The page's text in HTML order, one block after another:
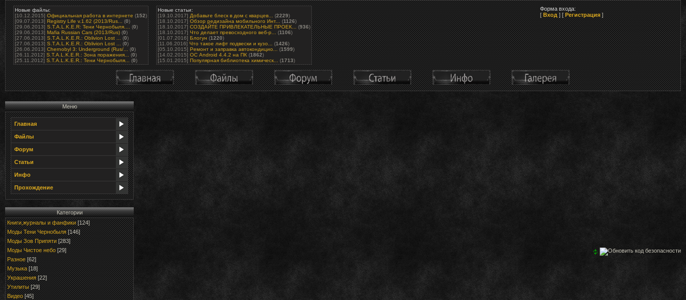
Новые файлы:
[10.12.2015] Официальная работа в интернете (152)
[09.07.2013] Registry Life v.1.62 (2013/Rus... (0)
[29.06.2013] S.T.A.L.K.E.R: Тени Чернобыля.... (0)
[29.06.2013] Mafia Russian Cars (2013/Rus) (0)
[27.06.2013] S.T.A.L.K.E.R.: Oblivion Lost ... (0)
[27.06.2013] S.T.A.L.K.E.R.: Oblivion Lost ... (0)
[26.06.2013] Chernobyl 3: Underground (Rus/... (0)
[26.11.2012] S.T.A.L.K.E.R.: Зона поражения... (0)
[25.11.2012] S.T.A.L.K.E.R.: Тени Чернобыля... (0)
Новые статьи:
[19.10.2017] Добавьте блеск в дом с кварцев... (2229)
[18.10.2017] Обзор редизайна мобильного Инт... (1126)
[18.10.2017] СОЗДАЙТЕ ПРИВЛЕКАТЕЛЬНЫЕ ПРОЕК... (936)
[18.10.2017] Что делает превосходного веб-р... (1106)
[01.07.2016] Блогун (1220)
[11.06.2016] Что такое лифт подвески и кузо... (1426)
[05.10.2015] Ремонт и заправка автокондицио... (1599)
[14.02.2015] ОС Android 4.4.2 на ПК (1862)
[15.01.2015] Популярная библиотека химическ... (1713)
Форма входа:
[Вход] [Регистрация]
Меню
Главная
Файлы
Форум
Статьи
Инфо
Прохождение
Категории
Книги,журналы и фанфики [124]
Моды Тени Чернобыля [146]
Моды Зов Припяти [283]
Моды Чистое небо [29]
Разное [62]
Музыка [18]
Украшения [22]
Утилиты [29]
Видео [45]